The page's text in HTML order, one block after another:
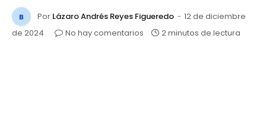
Por Lázaro Andrés Reyes Figueredo
12 de diciembre
de 2024
No hay comentarios 2 minutos de lectura